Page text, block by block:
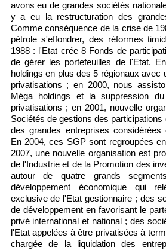
avons eu de grandes sociétés
y a eu la restructuration des
Comme conséquence de la crise de
pétrole s'effondrer, des réformes
1988 : l'Etat crée 8 Fonds de
de gérer les portefeuilles de l'Etat.
holdings en plus des 5 régionaux avec
privatisations ; en 2000, nous
Méga holdings et la suppression
privatisations ; en 2001, nouvelle
Sociétés de gestions des
des grandes entreprises
En 2004, ces SGP sont regroupées
2007, une nouvelle organisation est
de l'Industrie et de la Promotion des
autour de quatre grands
développement économique qui
exclusive de l'Etat gestionnaire ; des
de développement en favorisant le
privé international et national ; des
l'Etat appelées à être privatisées à
chargée de la liquidation des